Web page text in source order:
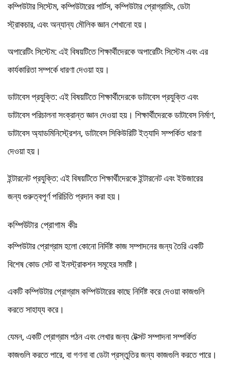
কম্পিউটার সিস্টেম, কম্পিউটারের পার্টস, কম্পিউটার প্রোগ্রামিং, ডেটা
স্ট্রাকচার, এবং অন্যান্য মৌলিক জ্ঞান শেখানো হয়।
অপারেটিং সিস্টেম: এই বিষয়টিতে শিক্ষার্থীদেরকে অপারেটিং সিস্টেম এবং এর
কার্যকারিতা সম্পর্কে ধারণা দেওয়া হয়।
ডাটাবেস প্রযুক্তি: এই বিষয়টিতে শিক্ষার্থীদেরকে ডাটাবেস প্রযুক্তি এবং
ডাটাবেস পরিচালনা সংক্রান্ত জ্ঞান দেওয়া হয়। শিক্ষার্থীদেরকে ডাটাবেস নির্মাণ,
ডাটাবেস অ্যাডমিনিস্ট্রেশন, ডাটাবেস সিকিউরিটি ইত্যাদি সম্পর্কিত ধারণা
দেওয়া হয়।
ইন্টারনেট প্রযুক্তি: এই বিষয়টিতে শিক্ষার্থীদেরকে ইন্টারনেট এবং ইউজারের
জন্য গুরুত্বপূর্ণ পরিচিতি প্রদান করা হয়।
কম্পিউটার প্রোগাম কীঃ
কম্পিউটার প্রোগ্রাম হলো কোনো নির্দিষ্ট কাজ সম্পাদনের জন্য তৈরি একটি
বিশেষ কোড সেট বা ইনস্ট্রাকশন সমূহের সমষ্টি।
একটি কম্পিউটার প্রোগ্রাম কম্পিউটারের কাছে নির্দিষ্ট করে দেওয়া কাজগুলি
করতে সাহায্য করে।
যেমন, একটি প্রোগ্রাম পঠন এবং লেখার জন্য টেক্সট সম্পাদনা সম্পর্কিত
কাজগুলি করতে পারে, বা গণনা বা ডেটা প্রস্তুতির জন্য কাজগুলি করতে পারে।